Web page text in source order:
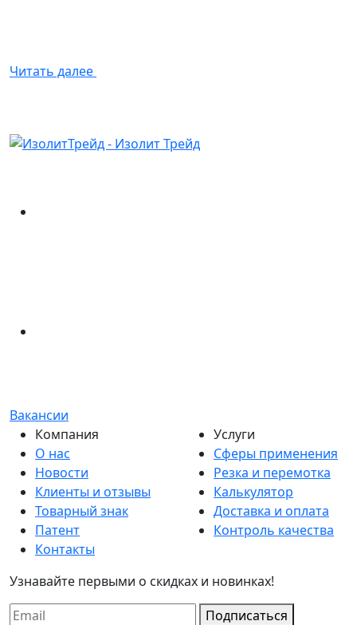
Читать далее
Вакансии
Компания
О нас
Новости
Клиенты и отзывы
Товарный знак
Патент
Контакты
Услуги
Сферы применения
Резка и перемотка
Калькулятор
Доставка и оплата
Контроль качества
Узнавайте первыми о скидках и новинках!
Подписаться